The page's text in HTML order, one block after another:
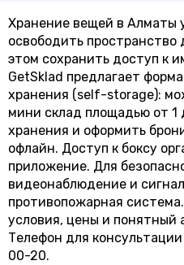
Хранение вещей в Алматы
освободить
этом сохранить доступ к
GetSklad предлагает
хранения (self-storage):
мини склад площадью от 1
хранения и оформить
офлайн. Доступ к боксу
приложение. Для
видеонаблюдение и
противопожарная
условия, цены и понятный
Телефон для
00-20.